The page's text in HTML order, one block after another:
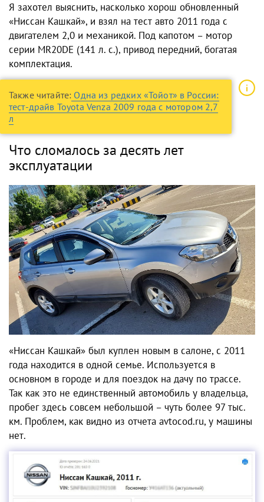
Я захотел выяснить, насколько хорош обновленный
«Ниссан Кашкай», и взял на тест авто 2011 года с
двигателем 2,0 и механикой. Под капотом – мотор
серии MR20DE (141 л. с.), привод передний, богатая
комплектация.
Также читайте: Одна из редких «Тойот» в России:
тест-драйв Toyota Venza 2009 года с мотором 2,7
л
Что сломалось за десять лет
эксплуатации
«Ниссан Кашкай» был куплен новым в салоне, с 2011
года находится в одной семье. Используется в
основном в городе и для поездок на дачу по трассе.
Так как это не единственный автомобиль у владельца,
пробег здесь совсем небольшой – чуть более 97 тыс.
км. Проблем, как видно из отчета avtocod.ru, у машины
нет.